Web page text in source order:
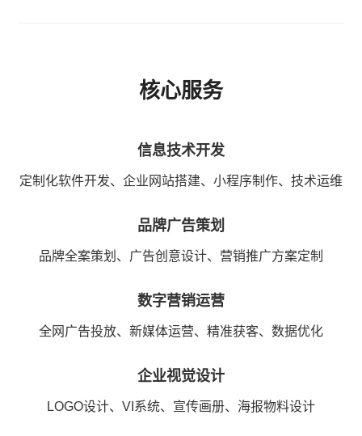
核心服务
信息技术开发
定制化软件开发、企业网站搭建、小程序制作、技术运维
品牌广告策划
品牌全案策划、广告创意设计、营销推广方案定制
数字营销运营
全网广告投放、新媒体运营、精准获客、数据优化
企业视觉设计
LOGO设计、VI系统、宣传画册、海报物料设计